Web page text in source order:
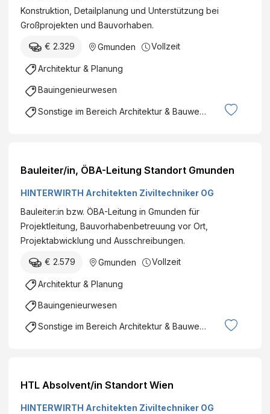
Konstruktion, Detailplanung und Unterstützung bei
Großprojekten und Bauvorhaben.
€ 2.329 Gmunden Vollzeit
Architektur & Planung
Bauingenieurwesen
Sonstige im Bereich Architektur & Bauwesen
Bauleiter/in, ÖBA-Leitung Standort Gmunden
HINTERWIRTH Architekten Ziviltechniker OG
Bauleiter:in bzw. ÖBA-Leitung in Gmunden für
Projektleitung, Bauvorhabenbetreuung vor Ort,
Projektabwicklung und Ausschreibungen.
€ 2.579 Gmunden Vollzeit
Architektur & Planung
Bauingenieurwesen
Sonstige im Bereich Architektur & Bauwesen
HTL Absolvent/in Standort Wien
HINTERWIRTH Architekten Ziviltechniker OG